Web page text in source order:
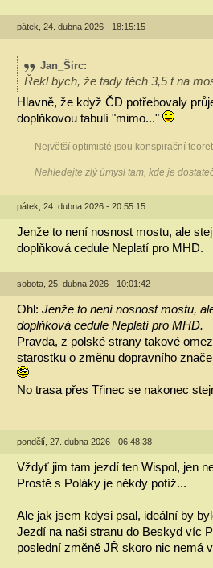
pátek, 24. dubna 2026 - 18:15:15
Jan_Širc:
Řekl bych, že tady těch 3,5 t na
Hlavně, že když ČD potřebovaly
doplňkovou tabulí "mimo..."
Největší optimisté jsou konspirační
Nehledejte zlý úmysl tam, kde je
pátek, 24. dubna 2026 - 20:55:15
Jenže to není nosnost mostu, ale
doplňková cedule Neplatí pro MHD.
sobota, 25. dubna 2026 - 10:01:42
Ohl: Jenže to není nosnost mostu,
doplňková cedule Neplatí pro MHD.
Pravda, z polské strany takové
starostku o změnu dopravního
No trasa přes Třinec se nakonec
pondělí, 27. dubna 2026 - 06:48:38
Vždyť jim tam jezdí ten Wispol, jen
Prostě s Poláky je někdy potíž...
Ale jak jsem kdysi psal, ideální by
Jezdí na naši stranu do Beskyd víc
poslední změně JŘ skoro nic nemá